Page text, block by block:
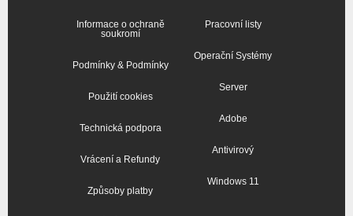
Informace o ochraně
soukromí
Podmínky & Podmínky
Použití cookies
Technická podpora
Vrácení a Refundy
Způsoby platby
Pracovní listy
Operační Systémy
Server
Adobe
Antivirový
Windows 11